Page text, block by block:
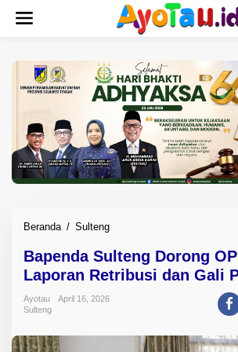
Beranda / Sulteng
p
e
S
Bapenda Sulteng Dorong
Laporan Retribusi dan Gali
Ayotau
April 16, 2026
Sulteng